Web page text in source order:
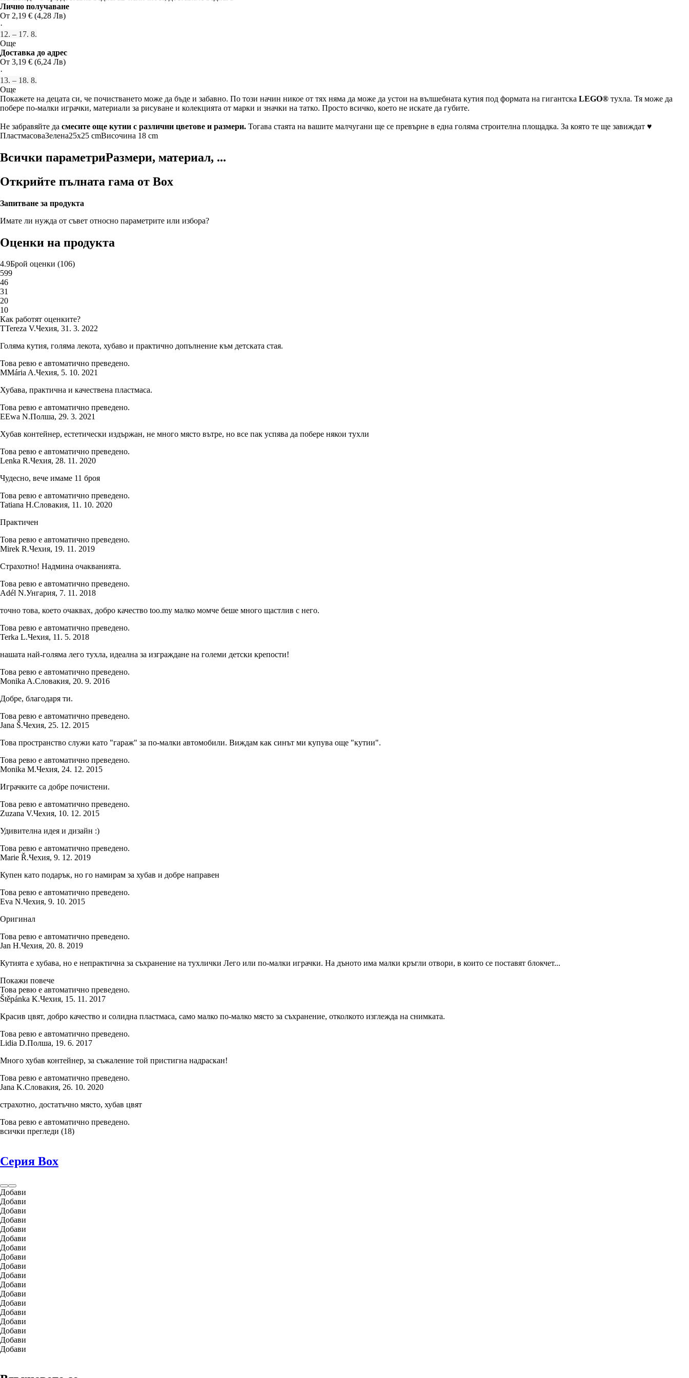
Лично получаване
От 2,19 € (4,28 Лв)
·
12. – 17. 8.
Още
Доставка до адрес
От 3,19 € (6,24 Лв)
·
13. – 18. 8.
Още
Покажете на децата си, че почистването може да бъде и забавно. По този начин никое от тях няма да може да устои на вълшебната кутия под формата на гигантска LEGO® тухла. Тя може да
побере по-малки играчки, материали за рисуване и колекцията от марки и значки на татко. Просто всичко, което не искате да губите.
Не забравяйте да смесите още кутии с различни цветове и размери. Тогава стаята на вашите малчугани ще се превърне в една голяма строителна площадка. За която те ще завиждат ♥
ПластмасоваЗелена25x25 cmВисочина 18 cm
Всички параметриРазмери, материал, ...
Открийте пълната гама от Box
Запитване за продукта
Имате ли нужда от съвет относно параметрите или избора?
Оценки на продукта
4.9Брой оценки (106)
599
46
31
20
10
Как работят оценките?
TTereza V.Чехия, 31. 3. 2022
Голяма кутия, голяма лекота, хубаво и практично допълнение към детската стая.
Това ревю е автоматично преведено.
MMária A.Чехия, 5. 10. 2021
Хубава, практична и качествена пластмаса.
Това ревю е автоматично преведено.
EEwa N.Полша, 29. 3. 2021
Хубав контейнер, естетически издържан, не много място вътре, но все пак успява да побере някои тухли
Това ревю е автоматично преведено.
Lenka R.Чехия, 28. 11. 2020
Чудесно, вече имаме 11 броя
Това ревю е автоматично преведено.
Tatiana H.Словакия, 11. 10. 2020
Практичен
Това ревю е автоматично преведено.
Mirek R.Чехия, 19. 11. 2019
Страхотно! Надмина очакванията.
Това ревю е автоматично преведено.
Adél N.Унгария, 7. 11. 2018
точно това, което очаквах, добро качество too.my малко момче беше много щастлив с него.
Това ревю е автоматично преведено.
Terka L.Чехия, 11. 5. 2018
нашата най-голяма лего тухла, идеална за изграждане на големи детски крепости!
Това ревю е автоматично преведено.
Monika A.Словакия, 20. 9. 2016
Добре, благодаря ти.
Това ревю е автоматично преведено.
Jana Š.Чехия, 25. 12. 2015
Това пространство служи като "гараж" за по-малки автомобили. Виждам как синът ми купува още "кутии".
Това ревю е автоматично преведено.
Monika M.Чехия, 24. 12. 2015
Играчките са добре почистени.
Това ревю е автоматично преведено.
Zuzana V.Чехия, 10. 12. 2015
Удивителна идея и дизайн :)
Това ревю е автоматично преведено.
Marie Ř.Чехия, 9. 12. 2019
Купен като подарък, но го намирам за хубав и добре направен
Това ревю е автоматично преведено.
Eva N.Чехия, 9. 10. 2015
Оригинал
Това ревю е автоматично преведено.
Jan H.Чехия, 20. 8. 2019
Кутията е хубава, но е непрактична за съхранение на тухлички Лего или по-малки играчки. На дъното има малки кръгли отвори, в които се поставят блокчет...
Покажи повече
Това ревю е автоматично преведено.
Štěpánka K.Чехия, 15. 11. 2017
Красив цвят, добро качество и солидна пластмаса, само малко по-малко място за съхранение, отколкото изглежда на снимката.
Това ревю е автоматично преведено.
Lidia D.Полша, 19. 6. 2017
Много хубав контейнер, за съжаление той пристигна надраскан!
Това ревю е автоматично преведено.
Jana K.Словакия, 26. 10. 2020
страхотно, достатъчно място, хубав цвят
Това ревю е автоматично преведено.
всички прегледи (18)
Серия Box
Добави
Добави
Добави
Добави
Добави
Добави
Добави
Добави
Добави
Добави
Добави
Добави
Добави
Добави
Добави
Добави
Добави
Добави